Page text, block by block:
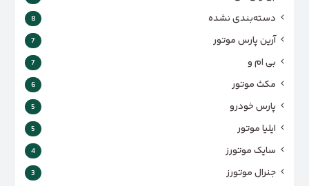
دسته‌بندی نشده 8
آرین پارس موتور 7
بی ام و 7
مکث موتور 6
پارس‌ خودرو 5
ایلیا موتور 5
سایک موتورز 4
جنرال موتورز 3